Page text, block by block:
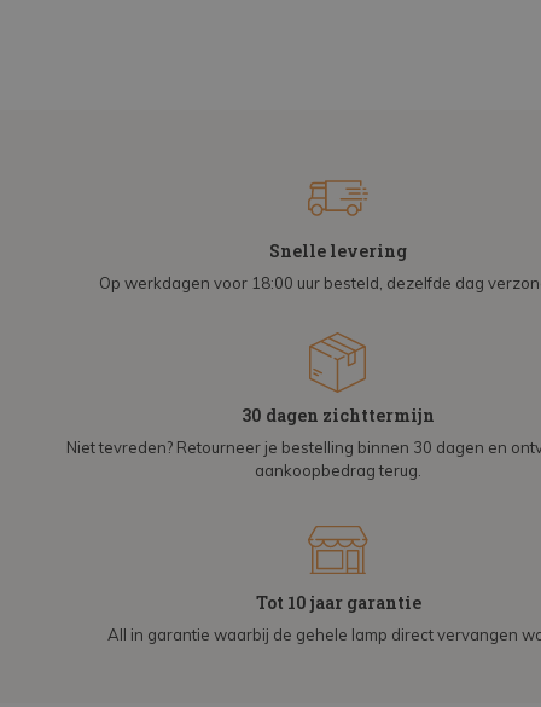
Snelle levering
Op werkdagen voor 18:00 uur besteld, dezelfde dag
30 dagen zichttermijn
Niet tevreden? Retourneer je bestelling binnen 30 dagen en
aankoopbedrag terug.
Tot 10 jaar garantie
All in garantie waarbij de gehele lamp direct vervangen